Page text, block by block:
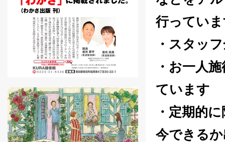
行ってい
・スタッ
・お一人
ています
・定期的
今できる